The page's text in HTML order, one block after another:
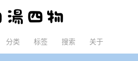
分类 标签 搜索 关于